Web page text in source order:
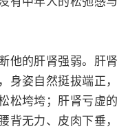
他的肝肾强弱。肝肾
身姿自然挺拔端正，
松垮垮；肝肾亏虚的
背无力、皮肉下垂，